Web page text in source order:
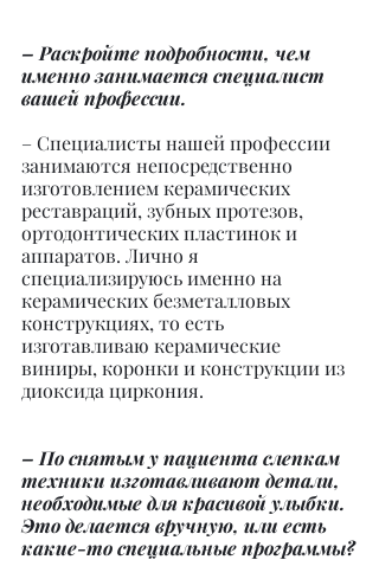
– Раскройте подробности, чем
именно занимается специалист
вашей профессии.
– Специалисты нашей профессии
занимаются непосредственно
изготовлением керамических
реставраций, зубных протезов,
ортодонтических пластинок и
аппаратов. Лично я
специализируюсь именно на
керамических безметалловых
конструкциях, то есть
изготавливаю керамические
виниры, коронки и конструкции из
диоксида циркония.
– По снятым у пациента слепкам
техники изготавливают детали,
необходимые для красивой улыбки.
Это делается вручную, или есть
какие-то специальные программы?